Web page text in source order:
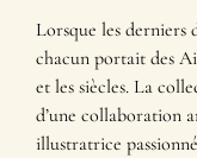
Lorsque les derniers
chacun portait des
et les siècles. La
d’une collaboration
illustratrice